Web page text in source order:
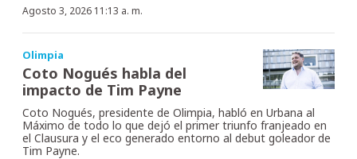
Agosto 3, 2026 11:13 a. m.
Olimpia
Coto Nogués habla del
impacto de Tim Payne
Coto Nogués, presidente de Olimpia, habló en Urbana al
Máximo de todo lo que dejó el primer triunfo franjeado en
el Clausura y el eco generado entorno al debut goleador de
Tim Payne.